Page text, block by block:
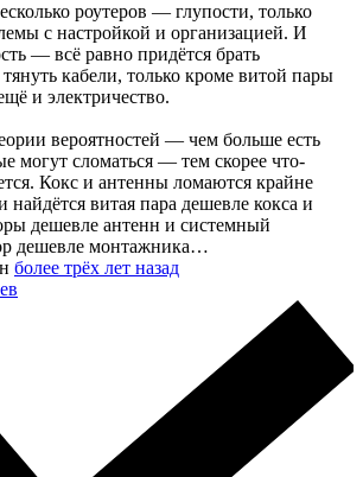
роутеров — глупости, только
с настройкой и организацией. И
— всё равно придётся брать
кабели, только кроме витой пары
и электричество.
вероятностей — чем больше есть
могут сломаться — тем скорее что-
Кокс и антенны ломаются крайне
найдётся витая пара дешевле кокса и
дешевле антенн и системный
дешевле монтажника…
более трёх лет назад